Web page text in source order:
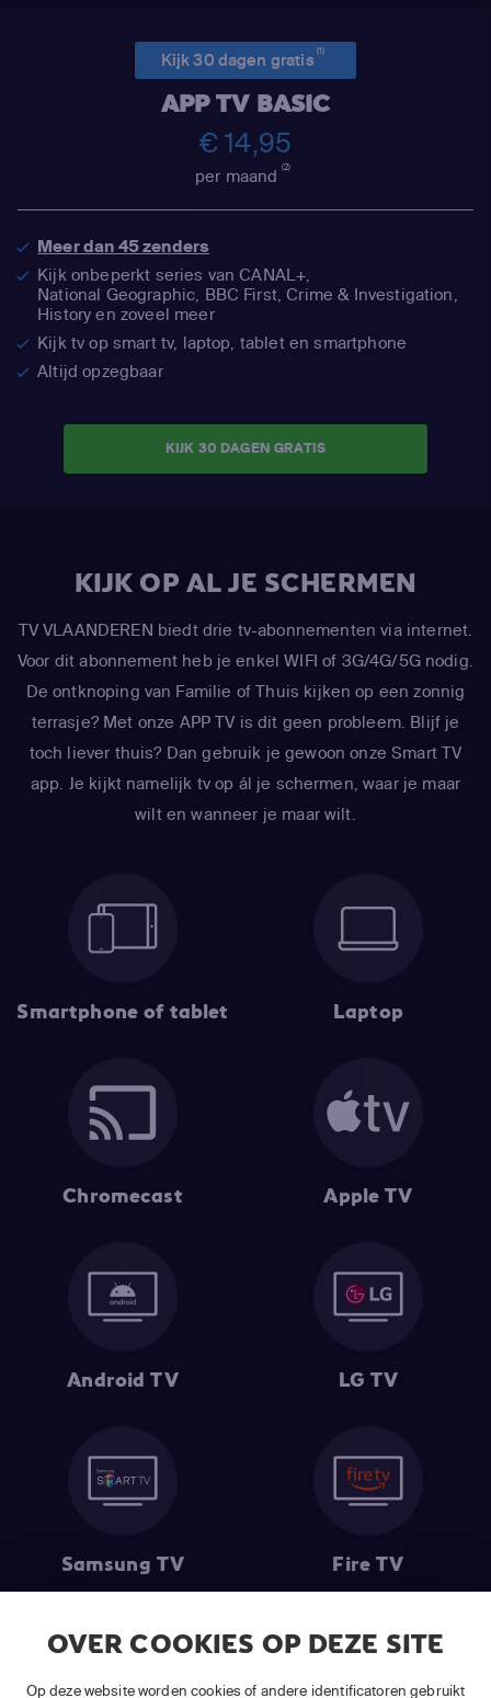
OVER COOKIES OP DEZE SITE
Op deze website worden cookies of andere identificatoren gebruikt
Kijk 30 dagen gratis(1)
APP TV BASIC
€ 14,95
per maand(2)
Meer dan 45 zenders
Kijk onbeperkt series van CANAL+,
National Geographic, BBC First, Crime & Investigation,
History en zoveel meer
Kijk tv op smart tv, laptop, tablet en smartphone
Altijd opzegbaar
KIJK 30 DAGEN GRATIS
KIJK OP AL JE SCHERMEN
TV VLAANDEREN biedt drie tv-abonnementen via internet.
Voor dit abonnement heb je enkel WIFI of 3G/4G/5G nodig.
De ontknoping van Familie of Thuis kijken op een zonnig
terrasje? Met onze APP TV is dit geen probleem. Blijf je
toch liever thuis? Dan gebruik je gewoon onze Smart TV
app. Je kijkt namelijk tv op ál je schermen, waar je maar
wilt en wanneer je maar wilt.
Smartphone of tablet Laptop
Chromecast Apple TV
Android TV LG TV
Samsung TV Fire TV
(1) De eerste 30 dagen gratis: Geldig op alle nieuwe abonnementen